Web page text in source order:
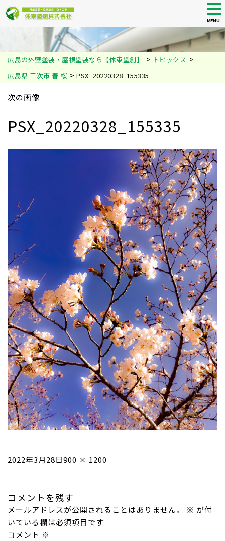
main
content
MENU
広島の外壁塗装・屋根塗装なら【休束塗創】 > トピックス >
広島県 三次市 春 桜 > PSX_20220328_155335
次の画像
PSX_20220328_155335
投
2022年3月28日フ
イ
ズ
900 × 1200
コメントを残す
メールアドレスが公開されることはありません。 ※ が付
いている欄は必須項目です
コメント ※